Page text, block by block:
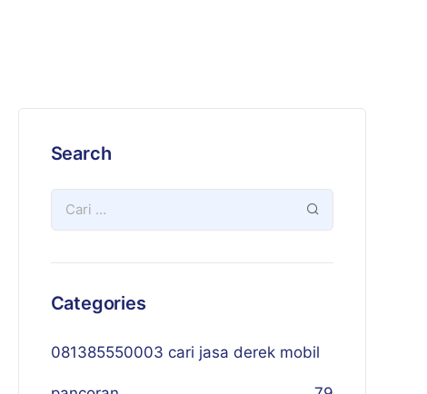
Search
Categories
081385550003 cari jasa derek mobil